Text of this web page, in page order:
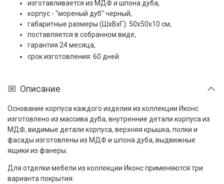
изготавливается из МДФ и шпона дуба,
корпус - "мореный дуб" черный,
габаритные размеры (ШxВxГ): 50x50x10 см,
поставляется в собранном виде,
гарантия 24 месяца,
срок изготовления: 60 дней
Описание
Основание корпуса каждого изделия из коллекции Иконс
изготовлено из массива дуба, внутренние детали корпуса из
МДФ, видимые детали корпуса, верхняя крышка, полки и
фасады изготовлены из МДФ и шпона дуба, выдвижные
ящики из фанеры.
Для отделки мебели из коллекции Иконс применяются три
варианта покрытия: